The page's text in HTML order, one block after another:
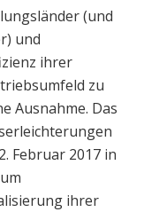
(und
und
ihrer
zu
Ausnahme. Das
Februar 2017 in
ihrer